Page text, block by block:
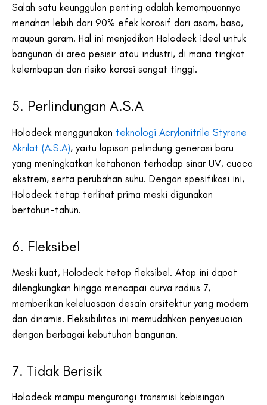
Salah satu keunggulan penting adalah kemampuannya
menahan lebih dari 90% efek korosif dari asam, basa,
maupun garam. Hal ini menjadikan Holodeck ideal untuk
bangunan di area pesisir atau industri, di mana tingkat
kelembapan dan risiko korosi sangat tinggi.
5. Perlindungan A.S.A
Holodeck menggunakan teknologi Acrylonitrile Styrene
Akrilat (A.S.A), yaitu lapisan pelindung generasi baru
yang meningkatkan ketahanan terhadap sinar UV, cuaca
ekstrem, serta perubahan suhu. Dengan spesifikasi ini,
Holodeck tetap terlihat prima meski digunakan
bertahun-tahun.
6. Fleksibel
Meski kuat, Holodeck tetap fleksibel. Atap ini dapat
dilengkungkan hingga mencapai curva radius 7,
memberikan keleluasaan desain arsitektur yang modern
dan dinamis. Fleksibilitas ini memudahkan penyesuaian
dengan berbagai kebutuhan bangunan.
7. Tidak Berisik
Holodeck mampu mengurangi transmisi kebisingan